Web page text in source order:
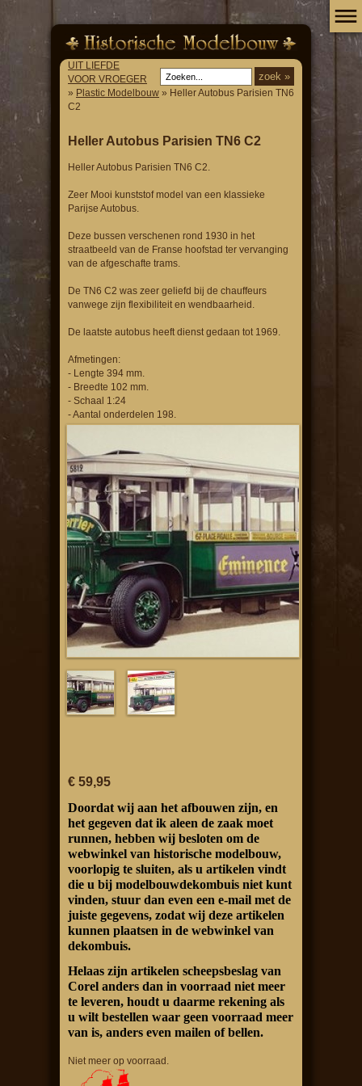
UIT LIEFDE
VOOR VROEGER
» Plastic Modelbouw » Heller Autobus Parisien TN6
C2
Heller Autobus Parisien TN6 C2
Heller Autobus Parisien TN6 C2.
Zeer Mooi kunststof model van een klassieke
Parijse Autobus.
Deze bussen verschenen rond 1930 in het
straatbeeld van de Franse hoofstad ter vervanging
van de afgeschafte trams.
De TN6 C2 was zeer geliefd bij de chauffeurs
vanwege zijn flexibiliteit en wendbaarheid.
De laatste autobus heeft dienst gedaan tot 1969.
Afmetingen:
- Lengte 394 mm.
- Breedte 102 mm.
- Schaal 1:24
- Aantal onderdelen 198.
€ 59,95
Doordat wij aan het afbouwen zijn, en
het gegeven dat ik aleen de zaak moet
runnen, hebben wij besloten om de
webwinkel van historische modelbouw,
voorlopig te sluiten, als u artikelen vindt
die u bij modelbouwdekombuis niet kunt
vinden, stuur dan even een e-mail met de
juiste gegevens, zodat wij deze artikelen
kunnen plaatsen in de webwinkel van
dekombuis.
Helaas zijn artikelen scheepsbeslag van
Corel anders dan in voorraad niet meer
te leveren, houdt u daarme rekening als
u wilt bestellen waar geen voorraad meer
van is, anders even mailen of bellen.
Niet meer op voorraad.